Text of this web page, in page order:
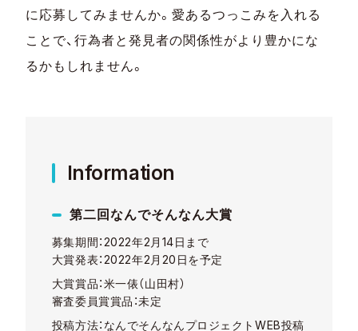
に応募してみませんか。愛あるつっこみを入れる
ことで、行為者と発見者の関係性がより豊かにな
るかもしれません。
Information
第二回なんでそんなん大賞
募集期間：2022年2 月 14日まで
大賞発表：2022年2 月20日を予定
大賞賞品：米一俵（山田村）
審査委員賞賞品：未定
投稿方法： なんでそんなんプロジェクトWEB投稿